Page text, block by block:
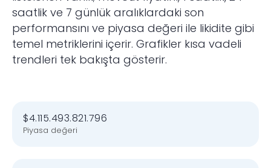
saatlik ve 7 günlük aralıklardaki son
performansını ve piyasa değeri ile likidite gibi
temel metriklerini içerir. Grafikler kısa vadeli
trendleri tek bakışta gösterir.
$4.115.493.821.796
Piyasa değeri